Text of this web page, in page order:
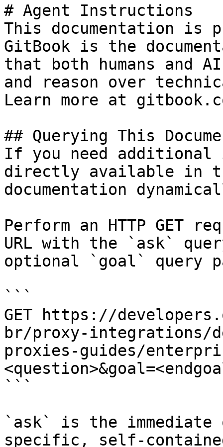
# Agent Instructions
This documentation is
GitBook is the
that both humans and
and reason over
Learn more at
## Querying This
If you need
directly available in
documentation
Perform an HTTP GET
URL with the `ask`
optional `goal` query
```
GET https://
br/proxy-integrations/
proxies-guides/
```
`ask` is the
specific, self-